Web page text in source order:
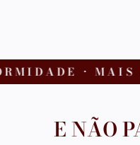
• MAIS
E NÃO